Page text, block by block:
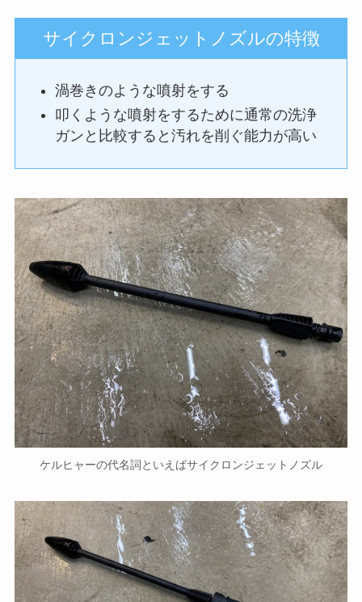
サイクロンジェットノズルの特徴
渦巻きのような噴射をする
叩くような噴射をするために通常の洗浄
ガンと比較すると汚れを削ぐ能力が高い
ケルヒャーの代名詞といえばサイクロンジェットノズル